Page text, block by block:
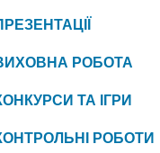
РОБОТА
ТА ІГРИ
РОБОТИ